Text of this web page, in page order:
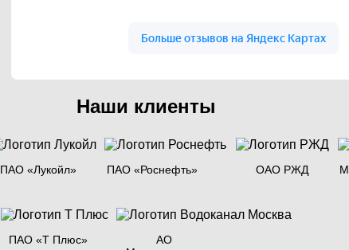
Наши клиенты
ПАО «Лукойл» ПАО «Роснефть» ОАО РЖД
ПАО «Т Плюс»
АО